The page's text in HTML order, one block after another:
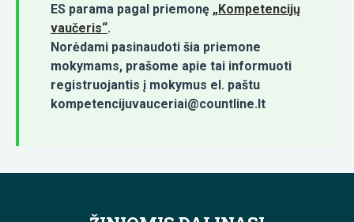
ES parama pagal priemonę „Kompetencijų
vaučeris“.
Norėdami pasinaudoti šia priemone
mokymams, prašome apie tai informuoti
registruojantis į mokymus el. paštu
kompetencijuvauceriai@countline.lt